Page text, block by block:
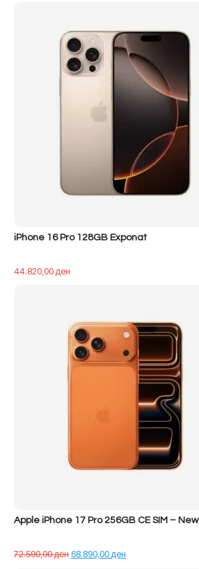
iPhone 16 Pro 128GB Exponat
44.820,00ден
Apple iPhone 17 Pro 256GB CE SIM – New
72.590,00денÇmimi
68.890,00ден